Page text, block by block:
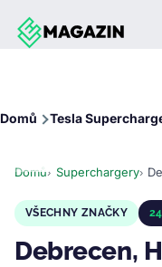
Přejít k hlavnímu
Domů Tesla
Domů Superchargery
VŠECHNY ZNAČKY
Debrecen,